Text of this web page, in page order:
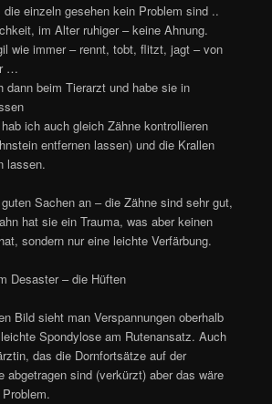
einzeln gesehen kein Problem sind ..
im Alter ruhiger – keine Ahnung.
wie immer – rennt, tobt, flitzt, jagt – von
…
dann beim Tierarzt und habe sie in
ich auch gleich Zähne kontrollieren
entfernen lassen) und die Krallen
lassen.
Sachen an – die Zähne sind sehr gut,
hat sie ein Trauma, was aber keinen
sondern nur eine leichte Verfärbung.
Desaster – die Hüften
Bild sieht man Verspannungen oberhalb
Spondylose am Rutenansatz. Auch
das die Dornfortsätze auf der
abgetragen sind (verkürzt) aber das wäre